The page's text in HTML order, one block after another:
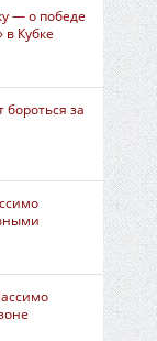
— о победе
в Кубке
бороться за